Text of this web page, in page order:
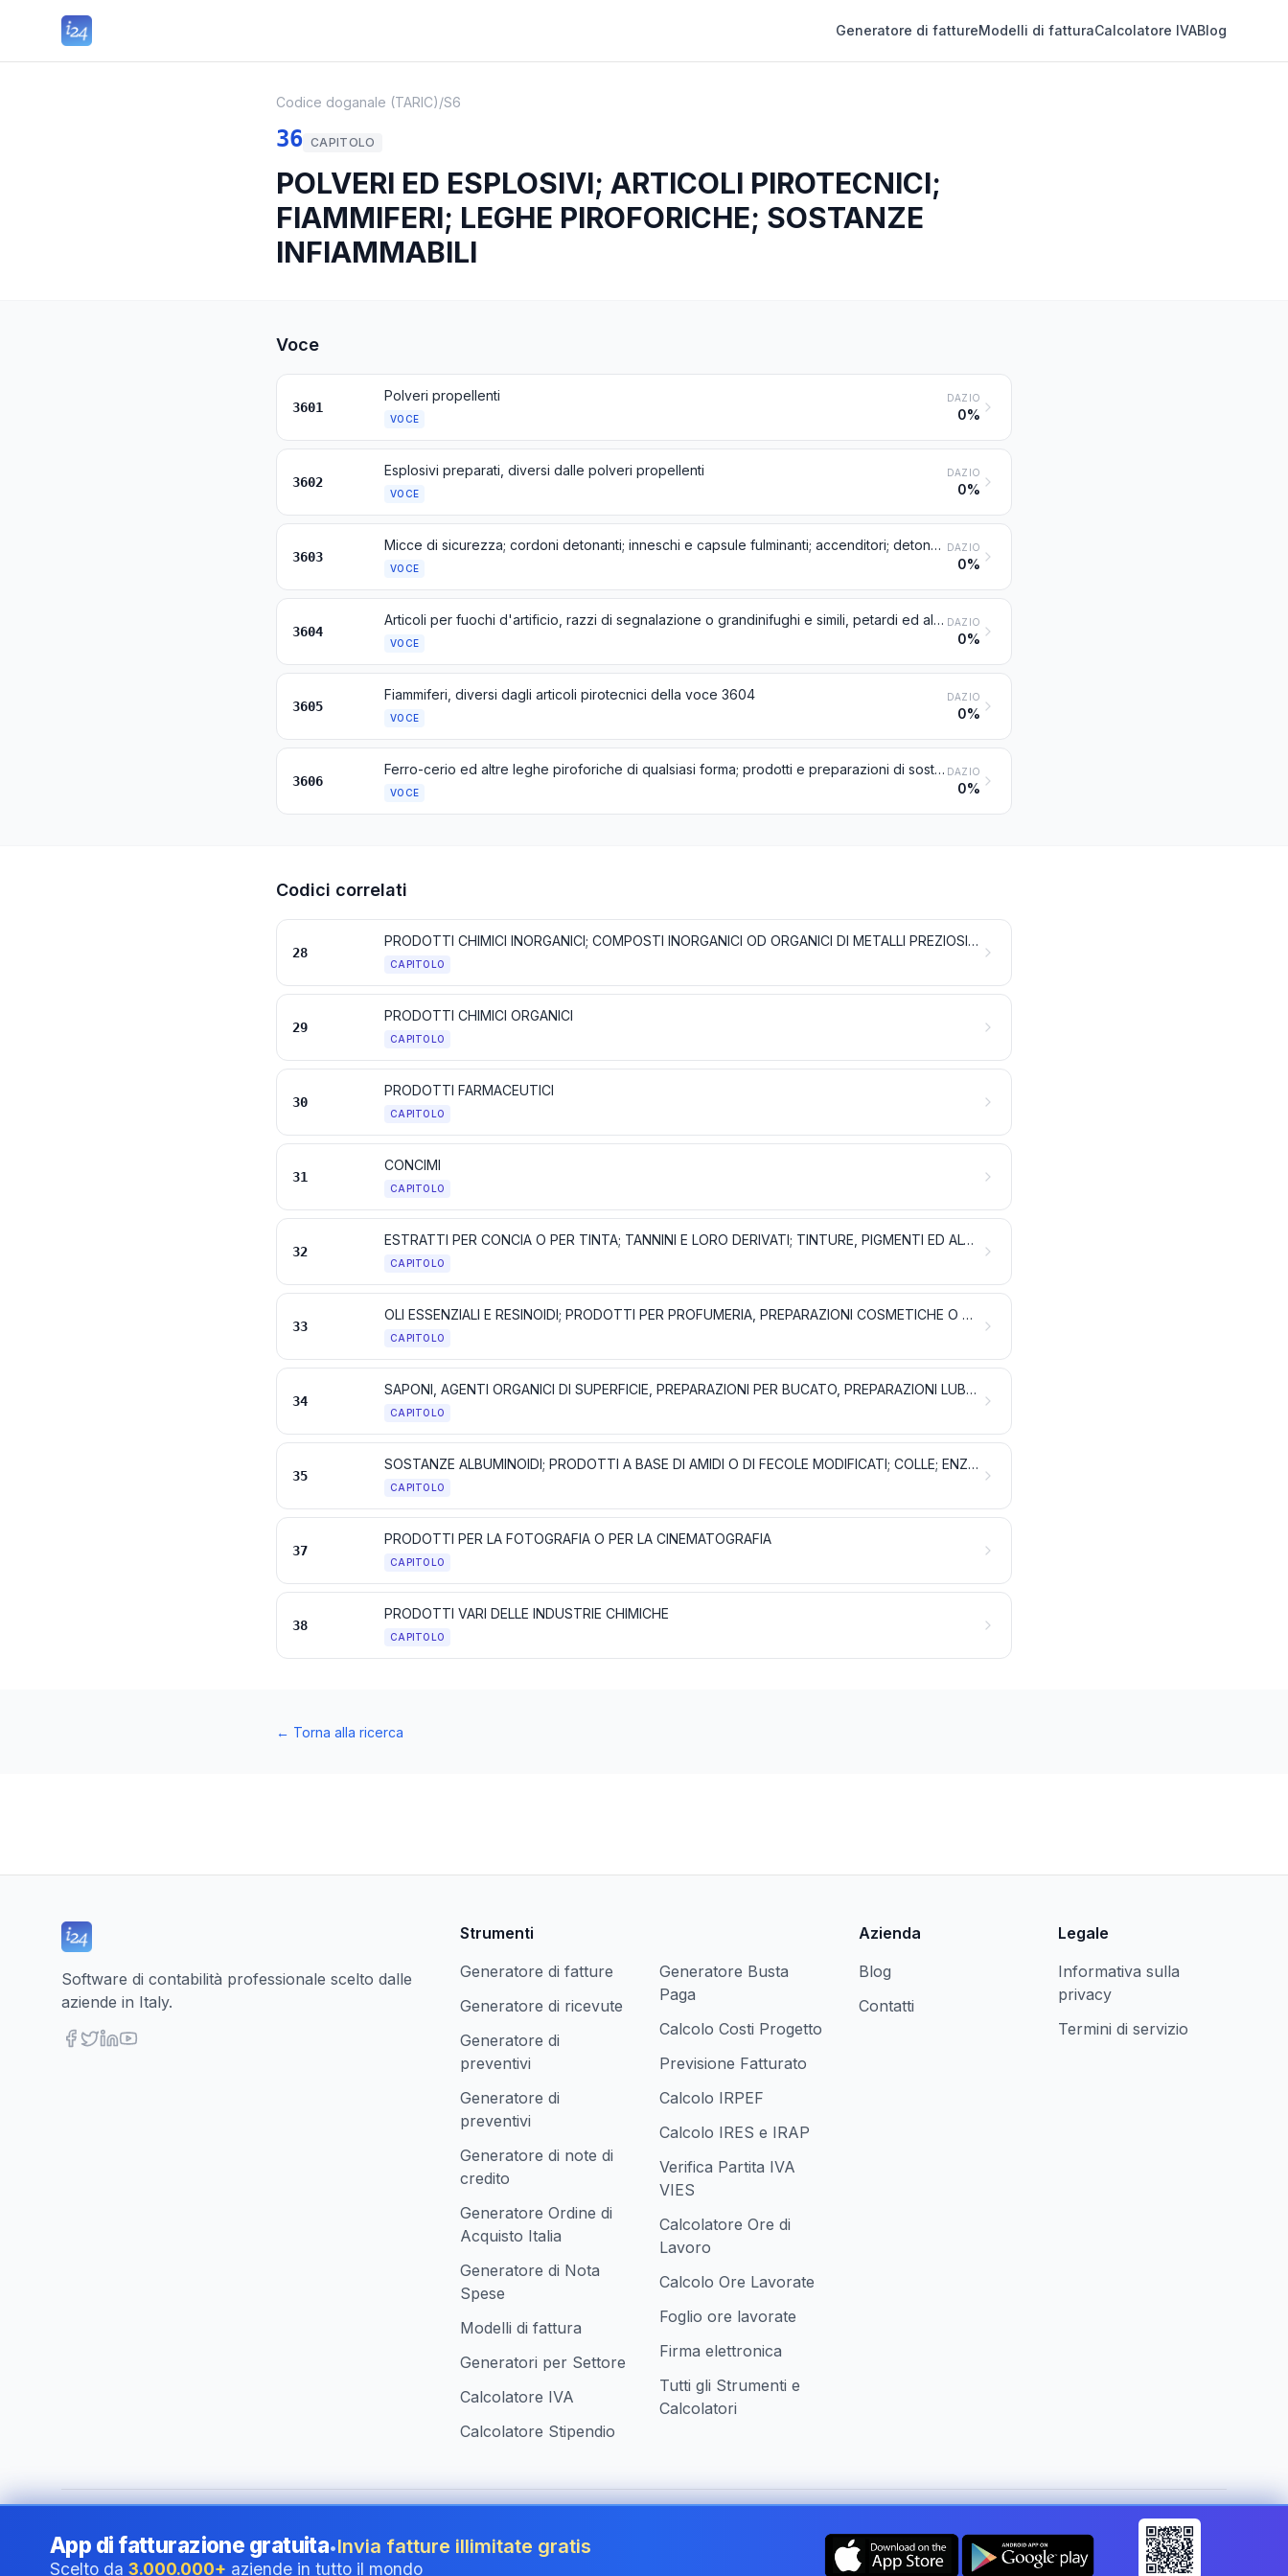
Generatore di fattureModelli di fatturaCalcolatore IVABlog
Codice doganale (TARIC)/S6
36 CAPITOLO
POLVERI ED ESPLOSIVI; ARTICOLI PIROTECNICI;
FIAMMIFERI; LEGHE PIROFORICHE; SOSTANZE
INFIAMMABILI
Voce
3601
Polveri propellenti
VOCE
DAZIO
0%
3602
Esplosivi preparati, diversi dalle polveri propellenti
VOCE
DAZIO
0%
3603
Micce di sicurezza; cordoni detonanti; inneschi e capsule fulminanti; accenditori; detonatori elettrici
VOCE
DAZIO
0%
3604
Articoli per fuochi d'artificio, razzi di segnalazione o grandinifughi e simili, petardi ed altri articoli pirotecnici
VOCE
DAZIO
0%
3605
Fiammiferi, diversi dagli articoli pirotecnici della voce 3604
VOCE
DAZIO
0%
3606
Ferro-cerio ed altre leghe piroforiche di qualsiasi forma; prodotti e preparazioni di sostanze infiammabili citati nella nota 2 di questo capitolo
VOCE
DAZIO
0%
Codici correlati
28
PRODOTTI CHIMICI INORGANICI; COMPOSTI INORGANICI OD ORGANICI DI METALLI PREZIOSI, DI ELEMENTI RADIOATTIVI, DI METALLI DELLE TERRE RARE O DI ISOTOPI
CAPITOLO
29
PRODOTTI CHIMICI ORGANICI
CAPITOLO
30
PRODOTTI FARMACEUTICI
CAPITOLO
31
CONCIMI
CAPITOLO
32
ESTRATTI PER CONCIA O PER TINTA; TANNINI E LORO DERIVATI; TINTURE, PIGMENTI ED ALTRE SOSTANZE COLORANTI; PITTURE E VERNICI; STUCCO E ALTRI MASTICI; INCHIOSTRI
CAPITOLO
33
OLI ESSENZIALI E RESINOIDI; PRODOTTI PER PROFUMERIA, PREPARAZIONI COSMETICHE O PER TOELETTA
CAPITOLO
34
SAPONI, AGENTI ORGANICI DI SUPERFICIE, PREPARAZIONI PER BUCATO, PREPARAZIONI LUBRIFICANTI, CERE ARTIFICIALI, CERE PREPARATE, PREPARAZIONI PER PULIRE E LUCIDARE, CANDELE E PRODOTTI SIMILI, PASTE PER MODELLARE, «CERE PER L'ODONTOIATRIA» E PREPARAZIONI PER L'ODONTOIATRIA A BASE DI GESSO
CAPITOLO
35
SOSTANZE ALBUMINOIDI; PRODOTTI A BASE DI AMIDI O DI FECOLE MODIFICATI; COLLE; ENZIMI
CAPITOLO
37
PRODOTTI PER LA FOTOGRAFIA O PER LA CINEMATOGRAFIA
CAPITOLO
38
PRODOTTI VARI DELLE INDUSTRIE CHIMICHE
CAPITOLO
← Torna alla ricerca
Software di contabilità professionale scelto dalle
aziende in Italy.
Strumenti
Generatore di fatture
Generatore di ricevute
Generatore di
preventivi
Generatore di
preventivi
Generatore di note di
credito
Generatore Ordine di
Acquisto Italia
Generatore di Nota
Spese
Modelli di fattura
Generatori per Settore
Calcolatore IVA
Calcolatore Stipendio
Generatore Busta
Paga
Calcolo Costi Progetto
Previsione Fatturato
Calcolo IRPEF
Calcolo IRES e IRAP
Verifica Partita IVA
VIES
Calcolatore Ore di
Lavoro
Calcolo Ore Lavorate
Foglio ore lavorate
Firma elettronica
Tutti gli Strumenti e
Calcolatori
Azienda
Blog
Contatti
Legale
Informativa sulla
privacy
Termini di servizio
©2026i24 Limited. All rights reserved.•Al servizio delle aziende in Italy Cambia paese: Italy
App di fatturazione gratuita•Invia fatture illimitate gratis
Scelto da 3.000.000+ aziende in tutto il mondo